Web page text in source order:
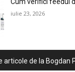
Cum verifici feedul
iulie 23, 2026
articole de la Bogdan